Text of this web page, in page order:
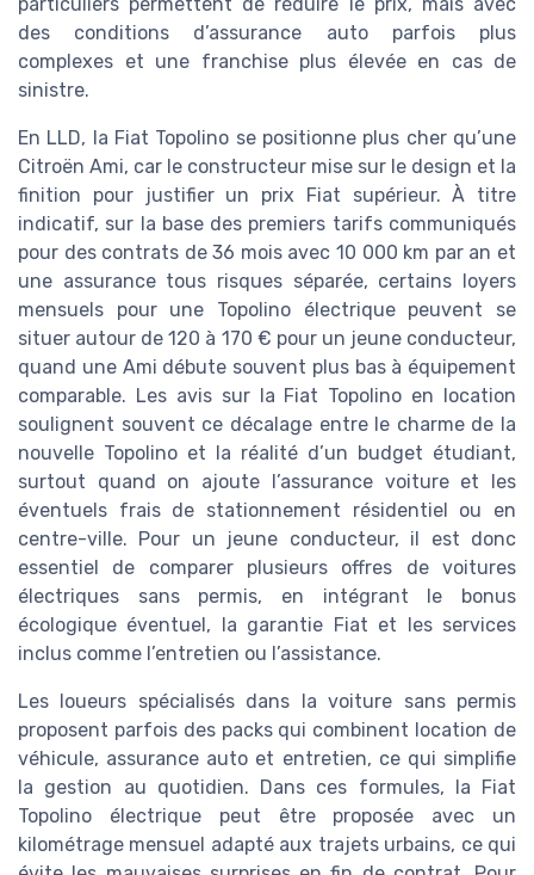
des conditions d’assurance auto parfois plus
complexes et une franchise plus élevée en cas de
sinistre.
En LLD, la Fiat Topolino se positionne plus cher qu’une
Citroën Ami, car le constructeur mise sur le design et la
finition pour justifier un prix Fiat supérieur. À titre
indicatif, sur la base des premiers tarifs communiqués
pour des contrats de 36 mois avec 10 000 km par an et
une assurance tous risques séparée, certains loyers
mensuels pour une Topolino électrique peuvent se
situer autour de 120 à 170 € pour un jeune conducteur,
quand une Ami débute souvent plus bas à équipement
comparable. Les avis sur la Fiat Topolino en location
soulignent souvent ce décalage entre le charme de la
nouvelle Topolino et la réalité d’un budget étudiant,
surtout quand on ajoute l’assurance voiture et les
éventuels frais de stationnement résidentiel ou en
centre-ville. Pour un jeune conducteur, il est donc
essentiel de comparer plusieurs offres de voitures
électriques sans permis, en intégrant le bonus
écologique éventuel, la garantie Fiat et les services
inclus comme l’entretien ou l’assistance.
Les loueurs spécialisés dans la voiture sans permis
proposent parfois des packs qui combinent location de
véhicule, assurance auto et entretien, ce qui simplifie
la gestion au quotidien. Dans ces formules, la Fiat
Topolino électrique peut être proposée avec un
kilométrage mensuel adapté aux trajets urbains, ce qui